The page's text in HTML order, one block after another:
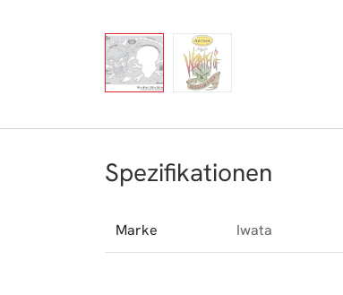
Spezifikationen
Marke Iwata